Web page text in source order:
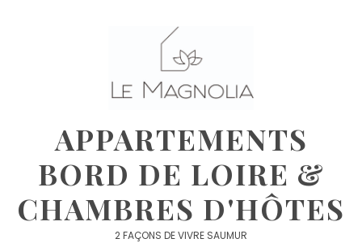
APPARTEMENTS
BORD DE LOIRE &
CHAMBRES D'HÔTES
2 FAÇONS DE VIVRE SAUMUR